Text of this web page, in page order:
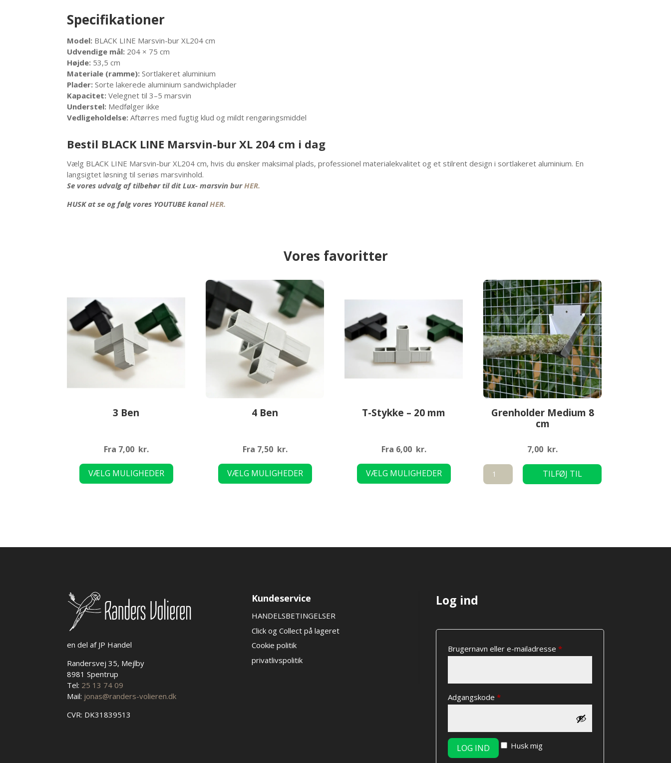
Specifikationer
Model: BLACK LINE Marsvin-bur XL204 cm
Udvendige mål: 204 × 75 cm
Højde: 53,5 cm
Materiale (ramme): Sortlakeret aluminium
Plader: Sorte lakerede aluminium sandwichplader
Kapacitet: Velegnet til 3–5 marsvin
Understel: Medfølger ikke
Vedligeholdelse: Aftørres med fugtig klud og mildt rengøringsmiddel
Bestil BLACK LINE Marsvin-bur XL 204 cm i dag
Vælg BLACK LINE Marsvin-bur XL204 cm, hvis du ønsker maksimal plads, professionel materialekvalitet og et stilrent design i sortlakeret aluminium. En
langsigtet løsning til seriøs marsvinhold.
Se vores udvalg af tilbehør til dit Lux- marsvin burHER.
HUSK at se og følg vores YOUTUBE kanalHER.
Vores favoritter
3 Ben
Fra 7,00 kr.
VÆLG MULIGHEDER
4 Ben
Fra 7,50 kr.
VÆLG MULIGHEDER
T-Stykke – 20 mm
Fra 6,00 kr.
VÆLG MULIGHEDER
Grenholder Medium 8
cm
7,00 kr.
Grenholder
Medium
TILFØJ TIL
KURV
en del af JP Handel
Randersvej 35, Mejlby
8981 Spentrup
Tel: 25 13 74 09
Mail: jonas@randers-volieren.dk
CVR: DK31839513
Kundeservice
HANDELSBETINGELSER
Click og Collect på lageret
Cookie politik
privatlivspolitik
Log ind
Brugernavn eller e-mailadresse *Påkrævet
Adgangskode *Påkrævet
Husk mig
LOG IND